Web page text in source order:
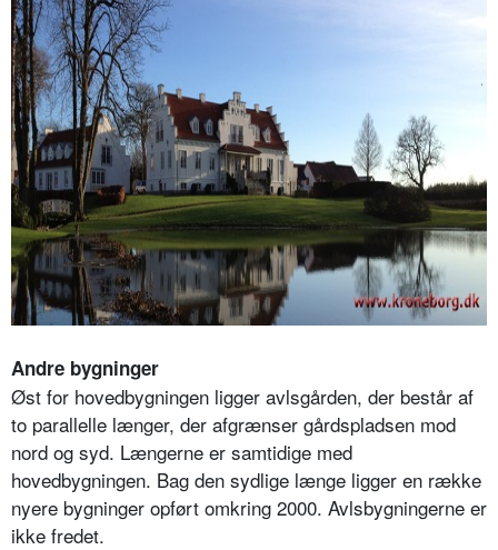
Andre bygninger
Øst for hovedbygningen ligger avlsgården, der består af
to parallelle længer, der afgrænser gårdspladsen mod
nord og syd. Længerne er samtidige med
hovedbygningen. Bag den sydlige længe ligger en række
nyere bygninger opført omkring 2000. Avlsbygningerne er
ikke fredet.